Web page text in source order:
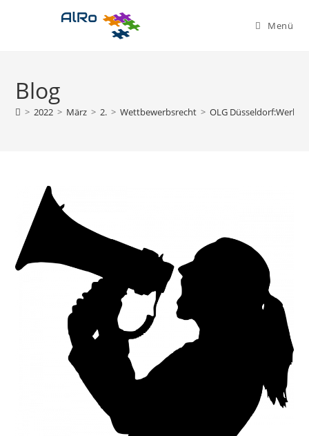
Menü
Blog
> 2022 > März > 2. > Wettbewerbsrecht > OLG